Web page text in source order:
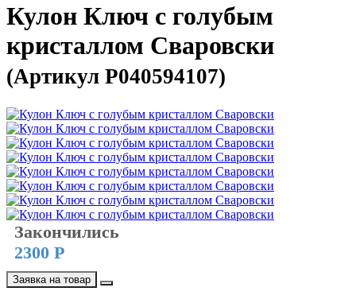
Кулон Ключ с голубым
кристаллом Сваровски
(Артикул P040594107)
Закончились
2300 Р
Заявка на товар